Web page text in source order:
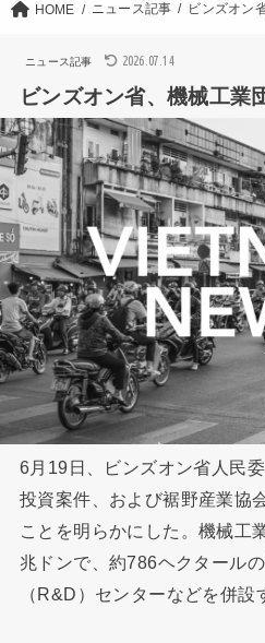
HOME ニュース記事 ビンズオン
ニュース記事 2026.07.14
ビンズオン省、機械工業
6月19日、ビンズオン省人民
投資案件、および裾野産業協
ことを明らかにした。機械工
兆ドンで、約786ヘクタール
（R&D）センターなどを併設